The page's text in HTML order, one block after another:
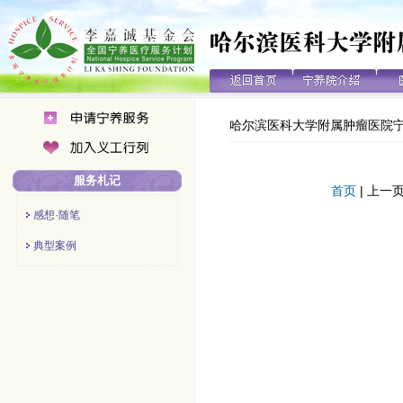
服务札记
感想·随笔
典型案例
哈尔滨医科大学附属肿瘤医院
首页 | 上一